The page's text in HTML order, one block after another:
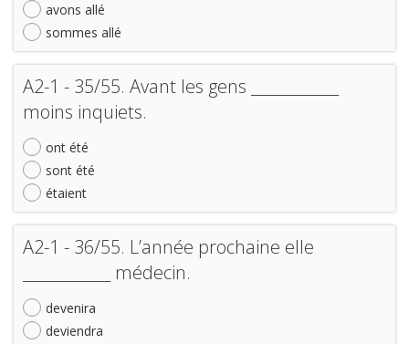
avons allé
sommes allé
A2-1 - 35/55. Avant les gens ____________
moins inquiets.
ont été
sont été
étaient
A2-1 - 36/55. L’année prochaine elle
____________ médecin.
devenira
deviendra